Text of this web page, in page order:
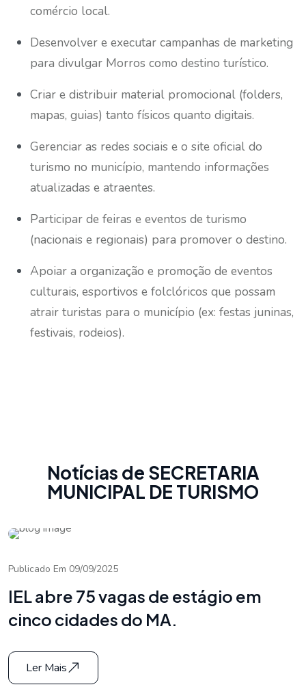
comércio local.
Desenvolver e executar campanhas de marketing
para divulgar Morros como destino turístico.
Criar e distribuir material promocional (folders,
mapas, guias) tanto físicos quanto digitais.
Gerenciar as redes sociais e o site oficial do
turismo no município, mantendo informações
atualizadas e atraentes.
Participar de feiras e eventos de turismo
(nacionais e regionais) para promover o destino.
Apoiar a organização e promoção de eventos
culturais, esportivos e folclóricos que possam
atrair turistas para o município (ex: festas juninas,
festivais, rodeios).
Notícias de SECRETARIA
MUNICIPAL DE TURISMO
Publicado Em 09/09/2025
IEL abre 75 vagas de estágio em
cinco cidades do MA.
Ler Mais